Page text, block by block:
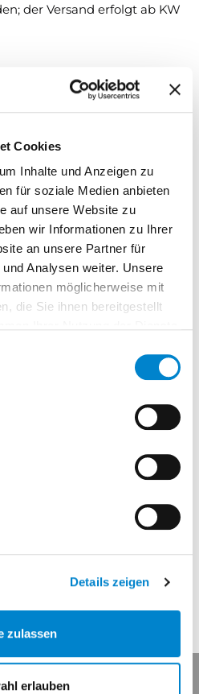
Cookies
Inhalte und Anzeigen zu
für soziale Medien anbieten
auf unsere Website zu
wir Informationen zu Ihrer
an unsere Partner für
Analysen weiter. Unsere
möglicherweise mit
die Sie ihnen bereitgestellt
Details zeigen
zulassen
erlauben
der Versand erfolgt ab KW
– klicken Sie auf eine
Details.